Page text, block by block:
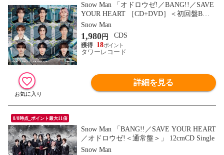
Snow Man 「オドロウゼ!／BANG!!／SAVE
YOUR HEART ［CD+DVD］＜初回盤B
＞」 12cmCD Single
Snow Man
1,980円
CDS
18
タワーレコード
詳細を見る
8/8時点_ポイント最大11倍
Snow Man 「BANG!!／SAVE YOUR HEART
／オドロウゼ!＜通常盤＞」 12cmCD Single
Snow Man